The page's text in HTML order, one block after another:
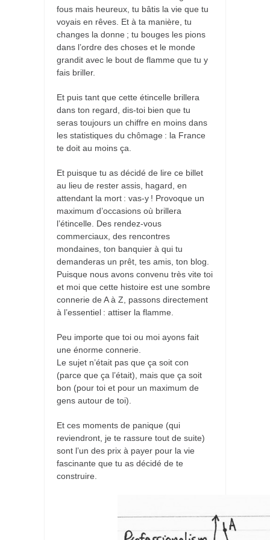
fous mais heureux, tu bâtis la vie que tu
voyais en rêves. Et à ta manière, tu
changes la donne ; tu bouges les pions
dans l’ordre des choses et le monde
grandit avec le bout de flamme que tu y
fais briller.
Et puis tant que cette étincelle brillera
dans ton regard, dis-toi bien que tu
seras toujours un chiffre en moins dans
les statistiques du chômage : la France
te doit au moins ça.
Et puisque tu as décidé de lire ce billet
au lieu de rester assis, hagard, en
attendant la mort : vas-y ! Provoque un
maximum d’occasions où brillera
l’étincelle. Des rendez-vous
commerciaux, des rencontres
mondaines, ton banquier à qui tu
demanderas un prêt, tes amis, ton blog.
Puisque nous avons convenu très vite toi
et moi que cette histoire est une sombre
connerie de A à Z, passons directement
à l’essentiel : attiser la flamme.
Peu importe que toi ou moi ayons fait
une énorme connerie.
Le sujet n’était pas que ça soit con
(parce que ça l’était), mais que ça soit
bon (pour toi et pour un maximum de
gens autour de toi).
Et ces moments de panique (qui
reviendront, je te rassure tout de suite)
sont l’un des prix à payer pour la vie
fascinante que tu as décidé de te
construire.